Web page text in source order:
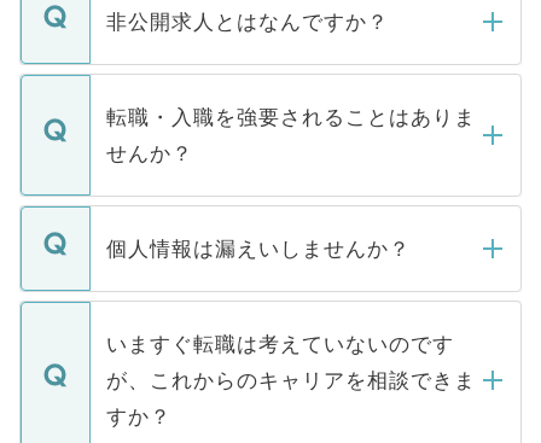
登録内容を確認し、その後メールもしくは
ます。通常、5営業日以内にはご連絡をせて
いただきますので、しばらくお待ちくださ
非公開求人とはなんですか？
マイナビDOCTORで取り扱っている求人の
うち約3割は、Webサイトからご覧いただ
けない「非公開求人」です。非公開求人は
下記の理由によって、一般には公開してい
ません。
■応募殺到を避けるため 人気のある医療機
関を公にしてしまうと、応募が殺到する場
に、医療機関が求める条件に合った人材の
みを人材紹介会社に依頼するケースが増え
ています。
転職・入職を強要されることはありま
せんか？
転職・入職を強要することは一切ありませ
ん。また、仮に応募先から内定をいただい
定を承諾する必要はありません。内定先へ
の辞退の連絡はキャリアパートナーが行い
個人情報は漏えいしませんか？
個人情報が漏えいすることはありませんの
で、ご安心ください。当サイトからの登録
などで収集したご登録者様の個人情報は、
ご本人のキャリアアップおよび転職活動の
支援を目的に使用いたします。お預かりし
いますぐ転職は考えていないのです
が、これからのキャリアを相談できま
すか？